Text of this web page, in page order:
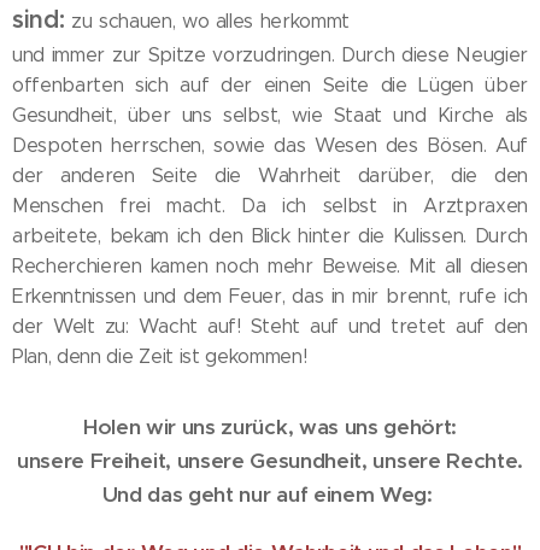
sind: zu schauen, wo alles herkommt
und immer zur Spitze vorzudringen. Durch diese Neugier
offenbarten sich auf der einen Seite die Lügen über
Gesundheit, über uns selbst, wie Staat und Kirche als
Despoten herrschen, sowie das Wesen des Bösen. Auf
der anderen Seite die Wahrheit darüber, die den
Menschen frei macht. Da ich selbst in Arztpraxen
arbeitete, bekam ich den Blick hinter die Kulissen. Durch
Recherchieren kamen noch mehr Beweise. Mit all diesen
Erkenntnissen und dem Feuer, das in mir brennt, rufe ich
der Welt zu: Wacht auf! Steht auf und tretet auf den
Plan, denn die Zeit ist gekommen!
Holen wir uns zurück, was uns gehört:
unsere Freiheit, unsere Gesundheit, unsere Rechte.
Und das geht nur auf einem Weg: